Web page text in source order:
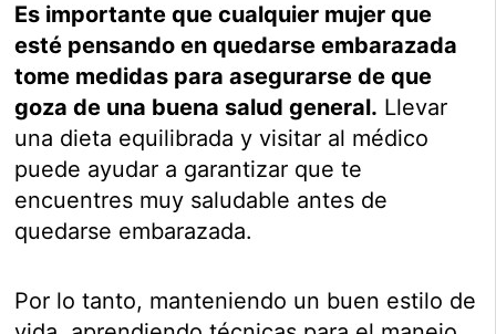
Es importante que cualquier mujer que
esté pensando en quedarse embarazada
tome medidas para asegurarse de que
goza de una buena salud general. Llevar
una dieta equilibrada y visitar al médico
puede ayudar a garantizar que te
encuentres muy saludable antes de
quedarse embarazada.
Por lo tanto, manteniendo un buen estilo de